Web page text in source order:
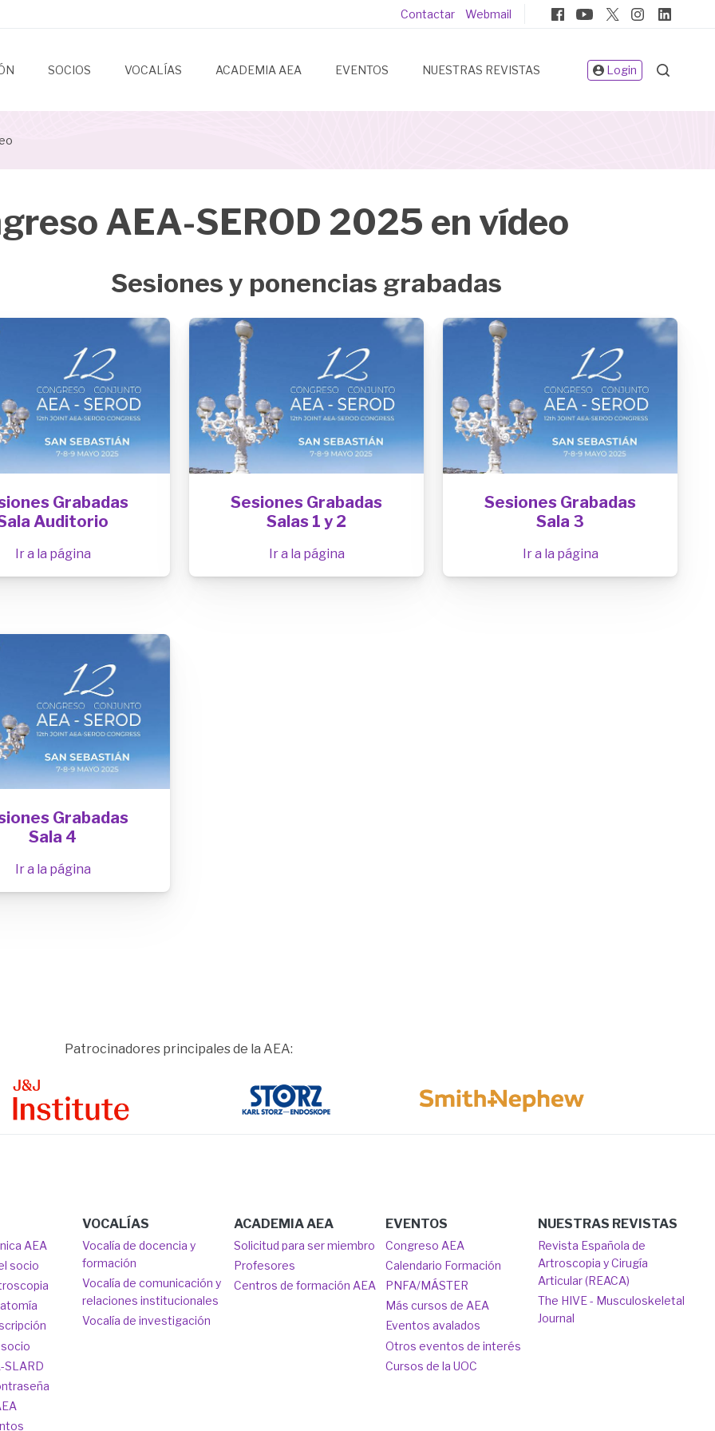
Pie
Contactar Webmail
SOCIOS VOCALÍAS ACADEMIA AEA EVENTOS NUESTRAS REVISTAS Login
AEA-SEROD 2025 en vídeo
Sesiones y ponencias grabadas
Grabadas
Auditorio
Ir a la página
Image
Sesiones Grabadas
Salas 1 y 2
Ir a la página
Image
Sesiones Grabadas
Sala 3
Ir a la página
Grabadas
Sala 4
Ir a la página
Patrocinadores principales de la AEA:
Image
AEA
socio
SLARD
VOCALÍAS
Vocalía de docencia y
formación
Vocalía de comunicación y
relaciones institucionales
Vocalía de investigación
ACADEMIA AEA
Solicitud para ser miembro
Profesores
Centros de formación AEA
EVENTOS
Congreso AEA
Calendario Formación
PNFA/MÁSTER
Más cursos de AEA
Eventos avalados
Otros eventos de interés
Cursos de la UOC
NUESTRAS REVISTAS
Revista Española de
Artroscopia y Cirugía
Articular (REACA)
The HIVE - Musculoskeletal
Journal